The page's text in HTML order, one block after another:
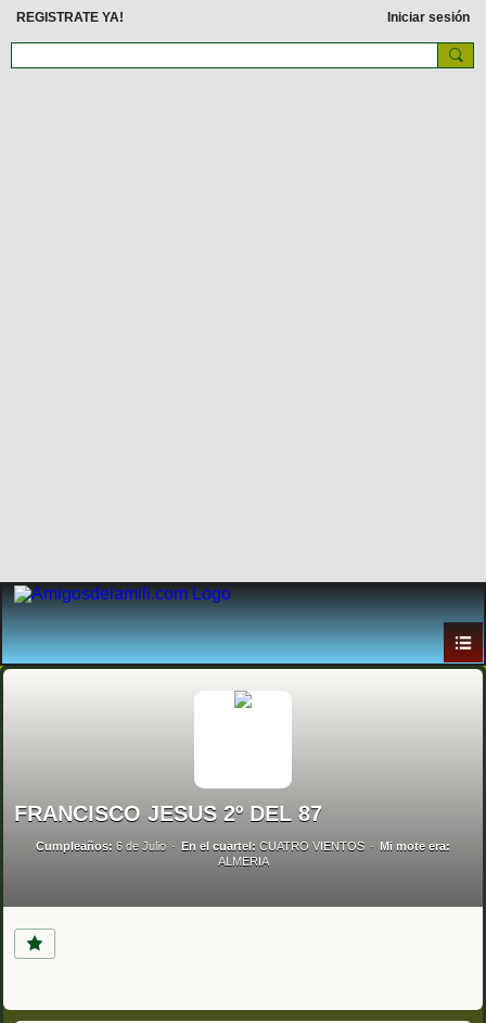
REGISTRATE YA! Iniciar sesión
FRANCISCO JESUS 2º DEL 87
Cumpleaños: 6 de Julio En el cuartel: CUATRO VIENTOS
Mi mote era:
ALMERIA